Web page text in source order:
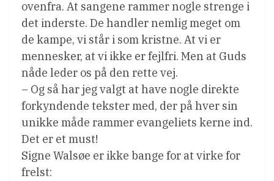
ovenfra. At sangene rammer nogle strenge i
det inderste. De handler nemlig meget om
de kampe, vi står i som kristne. At vi er
mennesker, at vi ikke er fejlfri. Men at Guds
nåde leder os på den rette vej.
– Og så har jeg valgt at have nogle direkte
forkyndende tekster med, der på hver sin
unikke måde rammer evangeliets kerne ind.
Det er et must!
Signe Walsøe er ikke bange for at virke for
frelst: